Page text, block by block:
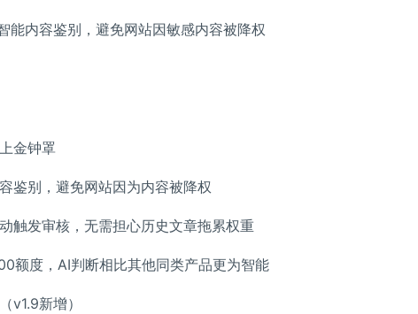
能内容鉴别，避免网站因敏感内容被降权
金钟罩
鉴别，避免网站因为内容被降权
触发审核，无需担心历史文章拖累权重
额度，AI判断相比其他同类产品更为智能
v1.9新增）